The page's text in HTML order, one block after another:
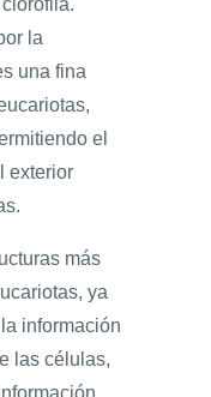
la
una fina
el
exterior
más
ya
información
las células,